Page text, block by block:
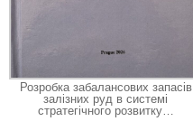
Розробка забалансових запасів
залізних руд в системі
стратегічного розвитку…